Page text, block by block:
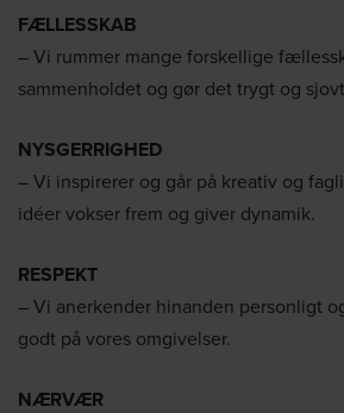
FÆLLESSKAB
– Vi rummer mange forskellige
sammenholdet og gør det trygt og
NYSGERRIGHED
– Vi inspirerer og går på kreativ og
idéer vokser frem og giver dynamik.
RESPEKT
– Vi anerkender hinanden personligt
godt på vores omgivelser.
NÆRVÆR